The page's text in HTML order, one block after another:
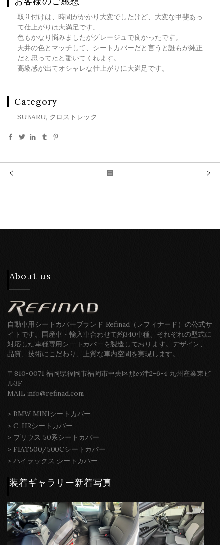
取り付けは、時間がかかり大変でしたけど、大変な甲斐あっ
て仕上がりは大満足です。
色もかなり悩みましたがグレージュで良かったです。
天井の色とマッチして、シートカバーだと言うと誰もが純正
だと思ってたと驚いてくれます。
高級感が出てオシャレな仕上がりに大満足です。
Category
SUBARU, クロストレック
About us
自動車用シートカバーブランド Refinad（レフィナード）の公式サ
イトです。国産車・輸入車合わせて約340車種、それぞれの型式に
対応した車種専用シートカバーを製造しております。デザイン、
品質、技術にこだわり、上質な車内空間を実現します。
〒810-0071 福岡県福岡市福岡市中央区那の津2-6-4 九州産業東ビ
ル3F
MAIL info@refinad.com
> BMW MINIシートカバー
> C-HRシートカバー
> プリウス 50系シートカバー
> FIAT500/500Cシートカバー
> ハイラックス シートカバー
装着ギャラリー新着写真